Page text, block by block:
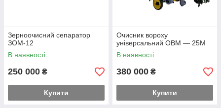
Зерноочисний сепаратор
ЗОМ-12
В наявності
250 000 ₴
Купити
Очисник вороху
універсальний ОВМ — 25М
В наявності
380 000 ₴
Купити